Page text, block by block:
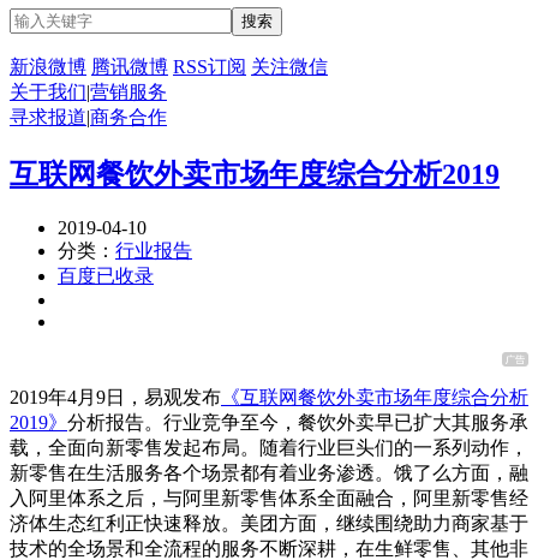
新浪微博 腾讯微博 RSS订阅 关注微信
关于我们|营销服务
寻求报道|商务合作
互联网餐饮外卖市场年度综合分析2019
2019-04-10
分类： 行业报告
百度已收录
2019年4月9日，易观发布 《互联网餐饮外卖市场年度综合分析
2019》 分析报告。行业竞争至今，餐饮外卖早已扩大其服务承
载，全面向新零售发起布局。随着行业巨头们的一系列动作，
新零售在生活服务各个场景都有着业务渗透。饿了么方面，融
入阿里体系之后，与阿里新零售体系全面融合，阿里新零售经
济体生态红利正快速释放。美团方面，继续围绕助力商家基于
技术的全场景和全流程的服务不断深耕，在生鲜零售、其他非